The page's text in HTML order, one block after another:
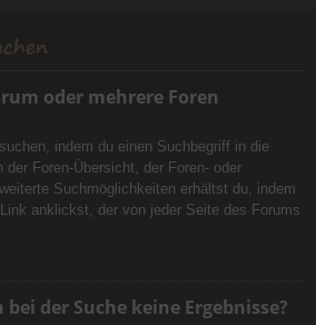
oder mehrere Foren
indem du einen Suchbegriff in die
Foren-Übersicht, der Foren- oder
Suchmöglichkeiten erhältst du, indem
Link anklickst, der von jeder Seite des Forums
der Suche keine Ergebnisse?